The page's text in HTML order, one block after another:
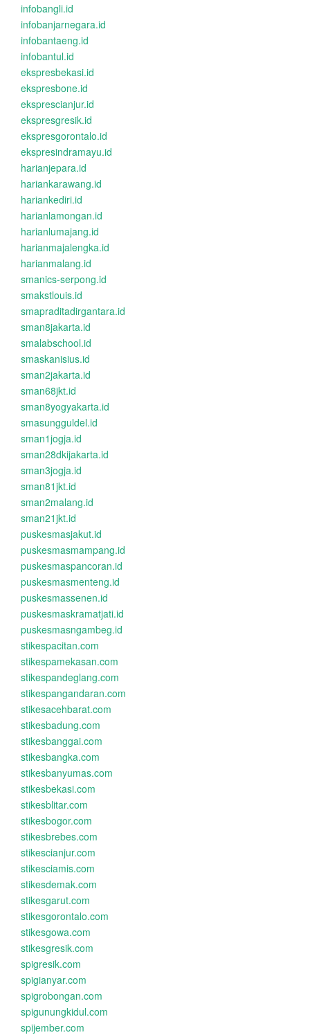
infobangli.id
infobanjarnegara.id
infobantaeng.id
infobantul.id
ekspresbekasi.id
ekspresbone.id
eksprescianjur.id
ekspresgresik.id
ekspresgorontalo.id
ekspresindramayu.id
harianjepara.id
hariankarawang.id
hariankediri.id
harianlamongan.id
harianlumajang.id
harianmajalengka.id
harianmalang.id
smanics-serpong.id
smakstlouis.id
smapraditadirgantara.id
sman8jakarta.id
smalabschool.id
smaskanisius.id
sman2jakarta.id
sman68jkt.id
sman8yogyakarta.id
smasungguldel.id
sman1jogja.id
sman28dkijakarta.id
sman3jogja.id
sman81jkt.id
sman2malang.id
sman21jkt.id
puskesmasjakut.id
puskesmasmampang.id
puskesmaspancoran.id
puskesmasmenteng.id
puskesmassenen.id
puskesmaskramatjati.id
puskesmasngambeg.id
stikespacitan.com
stikespamekasan.com
stikespandeglang.com
stikespangandaran.com
stikesacehbarat.com
stikesbadung.com
stikesbanggai.com
stikesbangka.com
stikesbanyumas.com
stikesbekasi.com
stikesblitar.com
stikesbogor.com
stikesbrebes.com
stikescianjur.com
stikesciamis.com
stikesdemak.com
stikesgarut.com
stikesgorontalo.com
stikesgowa.com
stikesgresik.com
spigresik.com
spigianyar.com
spigrobongan.com
spigunungkidul.com
spijember.com